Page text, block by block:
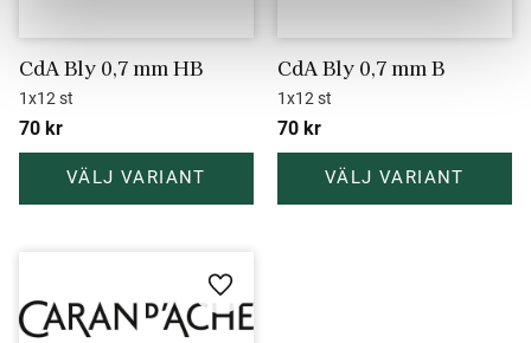
CdA Bly 0,7 mm HB
1x12 st
70 kr
CdA Bly 0,7 mm B
1x12 st
70 kr
Lägg till i favoriter